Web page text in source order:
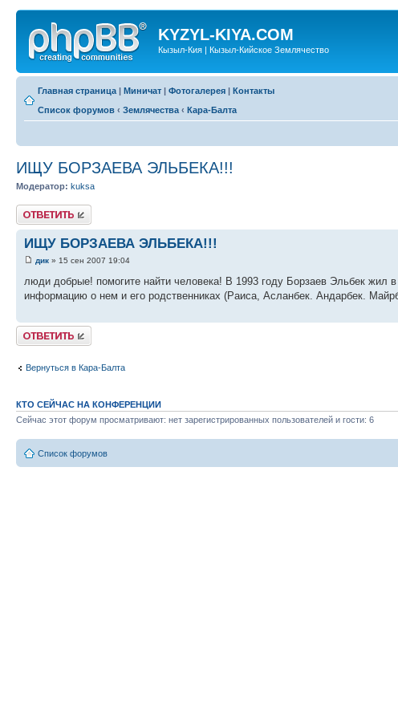
KYZYL-KIYA.COM
Кызыл-Кия | Кызыл-Кийское Землячество
Главная страница | Миничат | Фотогалерея | Контакты
Список форумов ‹ Землячества ‹ Кара-Балта
ИЩУ БОРЗАЕВА ЭЛЬБЕКА!!!
Модератор: kuksa
Ответить
ИЩУ БОРЗАЕВА ЭЛЬБЕКА!!!
дик » 15 сен 2007 19:04
люди добрые! помогите найти человека! В 1993 году Борзаев Эльбек
информацию о нем и его родственниках (Раиса, Асланбек. Андарбек.
Ответить
Вернуться в Кара-Балта
КТО СЕЙЧАС НА КОНФЕРЕНЦИИ
Сейчас этот форум просматривают: нет зарегистрированных пользователей и гости: 6
Список форумов